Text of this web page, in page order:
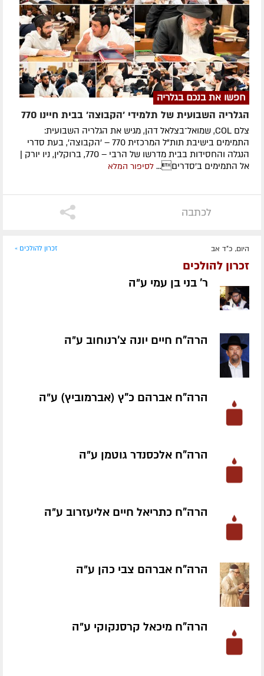
חפשו את בנכם בגלריה
הגלריה השבועית של תלמידי 'הקבוצה' בבית חיינו 770
צלם COL, שמואל־בצלאל דהן, מגיש את הגלריה השבועית:
התמימים בישיבת תות"ל המרכזית 770 – 'הקבוצה', בעת סדרי
הנגלה והחסידות בבית מדרשו של הרבי – 770, ברוקלין, ניו יורק |
אל התמימים ב'סדרים... לסיפור המלא
לכתבה
היום, כ"ד אב זכרון להולכים »
זכרון להולכים
ר' בני בן עמי ע״ה
הרה"ח חיים יונה צ'רנוחוב ע״ה
הרה"ח אברהם כ"ץ (אברמוביץ) ע״ה
הרה"ח אלכסנדר גוטמן ע״ה
הרה"ח כתריאל חיים אליעזרוב ע״ה
הרה"ח אברהם צבי כהן ע״ה
הרה"ח מיכאל קרסנקוקי ע״ה